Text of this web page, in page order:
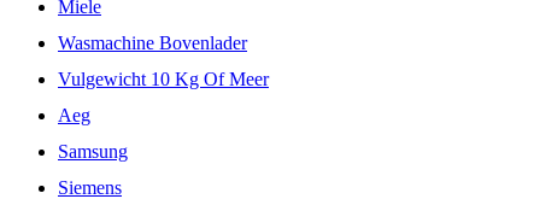
Miele
Wasmachine Bovenlader
Vulgewicht 10 Kg Of Meer
Aeg
Samsung
Siemens